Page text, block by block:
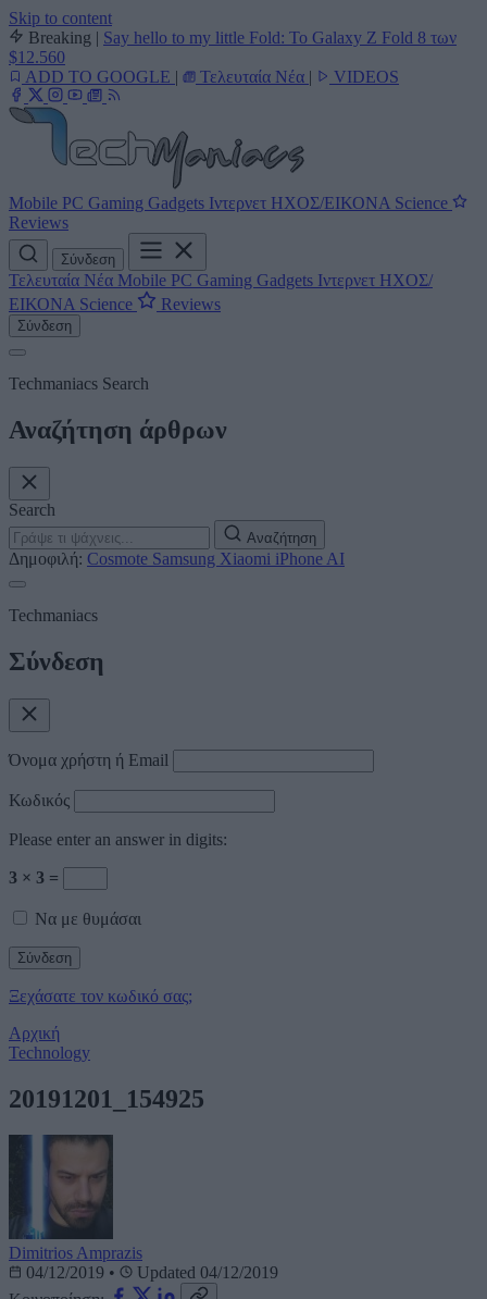
Skip to content
Breaking | Say hello to my little Fold: Το Galaxy Z Fold 8 των
$12.560
ADD TO GOOGLE | Τελευταία Νέα | VIDEOS
Mobile PC Gaming Gadgets Ιντερνετ ΗΧΟΣ/ΕΙΚΟΝΑ Science
Reviews
Σύνδεση
Τελευταία Νέα Mobile PC Gaming Gadgets Ιντερνετ ΗΧΟΣ/
ΕΙΚΟΝΑ Science Reviews
Σύνδεση
Techmaniacs Search
Αναζήτηση άρθρων
Search
Αναζήτηση
Δημοφιλή: Cosmote Samsung Xiaomi iPhone AI
Techmaniacs
Σύνδεση
Όνομα χρήστη ή Email
Κωδικός
Please enter an answer in digits:
3 × 3 =
Να με θυμάσαι
Ξεχάσατε τον κωδικό σας;
Αρχική
Technology
20191201_154925
Dimitrios Amprazis
04/12/2019 •
Updated 04/12/2019